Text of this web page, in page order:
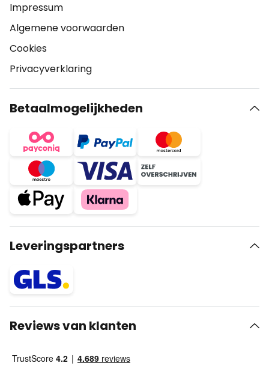
Impressum
Algemene voorwaarden
Cookies
Privacyverklaring
Betaalmogelijkheden
Leveringspartners
Reviews van klanten